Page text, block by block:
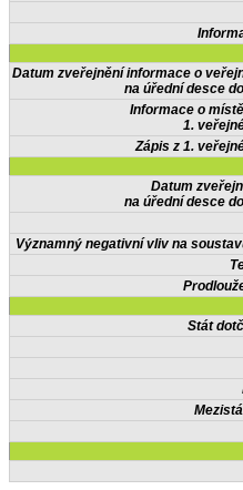
Datum zveřejnění informace o
na úřední desce
Informace o
1.
Zápis z 1.
Datum
na úřední desce
Významný negativní vliv na
Stát